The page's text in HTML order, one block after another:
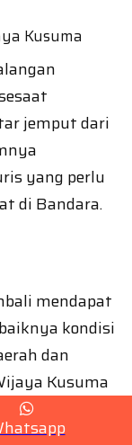
Kusuma
jemput dari
yang perlu
di Bandara.
mendapat
kondisi
dan
Kusuma